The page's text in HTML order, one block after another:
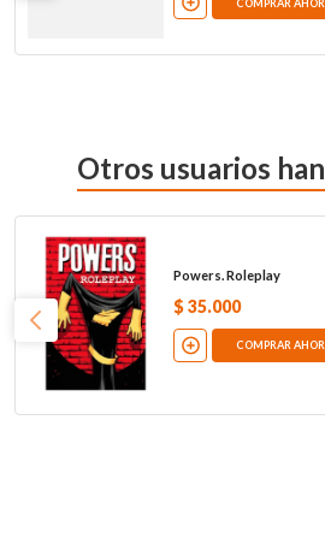
COMPRAR
Otros usuarios
Powers. Roleplay
$ 35.000
COMPRAR